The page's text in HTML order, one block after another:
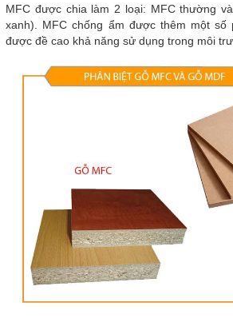
MFC được chia làm 2 loại: MFC thường
xanh). MFC chống ẩm được thêm một số
được đề cao khả năng sử dụng trong môi